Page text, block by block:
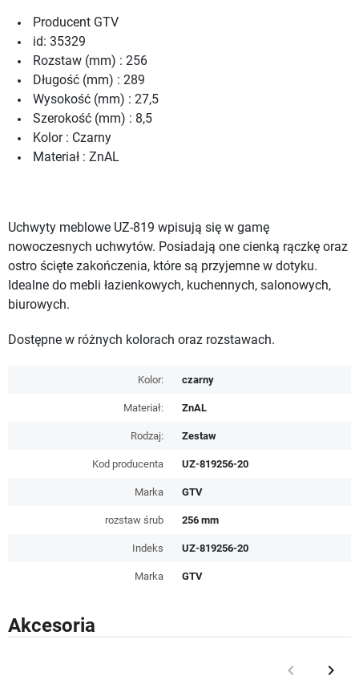
Producent GTV
id: 35329
Rozstaw (mm) : 256
Długość (mm) : 289
Wysokość (mm) : 27,5
Szerokość (mm) : 8,5
Kolor : Czarny
Materiał : ZnAL
Uchwyty meblowe UZ-819 wpisują się w gamę
nowoczesnych uchwytów. Posiadają one cienką rączkę oraz
ostro ścięte zakończenia, które są przyjemne w dotyku.
Idealne do mebli łazienkowych, kuchennych, salonowych,
biurowych.
Dostępne w różnych kolorach oraz rozstawach.
Kolor: czarny
Materiał: ZnAL
Rodzaj: Zestaw
Kod producenta UZ-819256-20
Marka GTV
rozstaw śrub 256 mm
Indeks UZ-819256-20
Marka GTV
Akcesoria
keyboard_arrow_left keyboard_arrow_right